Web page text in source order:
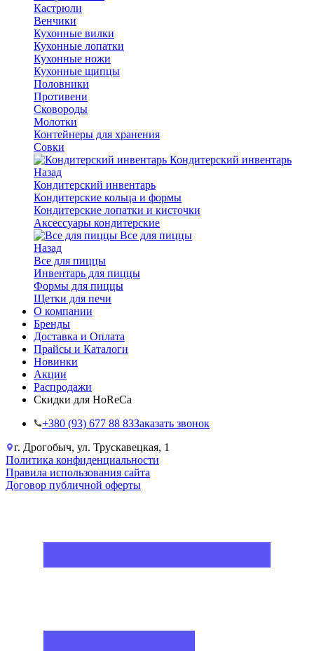
Кастрюли
Венчики
Кухонные вилки
Кухонные лопатки
Кухонные ножи
Кухонные щипцы
Половники
Противени
Сковороды
Молотки
Контейнеры для хранения
Совки
Кондитерский инвентарь
Назад
Кондитерский инвентарь
Кондитерские кольца и формы
Кондитерские лопатки и кисточки
Аксессуары кондитерские
Все для пиццы
Назад
Все для пиццы
Инвентарь для пиццы
Формы для пиццы
Щетки для печи
О компании
Бренды
Доставка и Оплата
Прайсы и Каталоги
Новинки
Акции
Распродажи
Скидки для HoReCa
+38‎0 (93) 677 88 83Заказать звонок
г. Дрогобыч, ул. Трускавецкая, 1
Политика конфиденциальности
Правила использования сайта
Договор публичной оферты